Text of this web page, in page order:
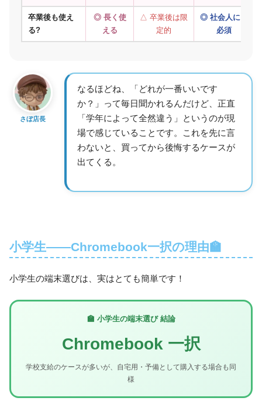
卒業後も使え
る?
◎ 長く使
える
△ 卒業後は限
定的
◎ 社会人にも
必須
さぼ店長
なるほどね、「どれが一番いいです
か？」って毎日聞かれるんだけど、正直
「学年によって全然違う」というのが現
場で感じていることです。これを先に言
わないと、買ってから後悔するケースが
出てくる。
小学生——Chromebook一択の理由🏫
小学生の端末選びは、実はとても簡単です！
🏫 小学生の端末選び 結論
Chromebook 一択
学校支給のケースが多いが、自宅用・予備として購入する場合も同
様